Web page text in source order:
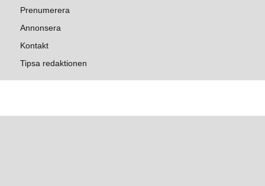
Prenumerera
Annonsera
Kontakt
Tipsa redaktionen